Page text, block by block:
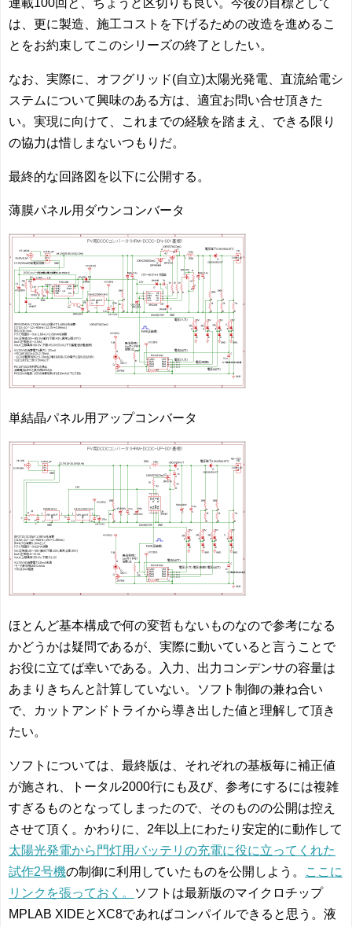
連載100回と、ちょうど区切りも良い。今後の目標として
は、更に製造、施工コストを下げるための改造を進めるこ
とをお約束してこのシリーズの終了としたい。
なお、実際に、オフグリッド(自立)太陽光発電、直流給電シ
ステムについて興味のある方は、適宜お問い合せ頂きた
い。実現に向けて、これまでの経験を踏まえ、できる限り
の協力は惜しまないつもりだ。
最終的な回路図を以下に公開する。
薄膜パネル用ダウンコンバータ
単結晶パネル用アップコンバータ
ほとんど基本構成で何の変哲もないものなので参考になる
かどうかは疑問であるが、実際に動いていると言うことで
お役に立てば幸いである。入力、出力コンデンサの容量は
あまりきちんと計算していない。ソフト制御の兼ね合い
で、カットアンドトライから導き出した値と理解して頂き
たい。
ソフトについては、最終版は、それぞれの基板毎に補正値
が施され、トータル2000行にも及び、参考にするには複雑
すぎるものとなってしまったので、そのものの公開は控え
させて頂く。かわりに、2年以上にわたり安定的に動作して
太陽光発電から門灯用バッテリの充電に役に立ってくれた
試作2号機の制御に利用していたものを公開しよう。
ここに
リンクを張っておく。
ソフトは最新版のマイクロチップ
MPLAB XIDEとXC8であればコンパイルできると思う。液